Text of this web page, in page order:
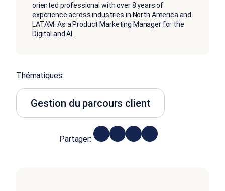
oriented professional with over 8 years of
experience across industries in North America and
LATAM. As a Product Marketing Manager for the
Digital and AI
Thématiques:
Gestion du parcours client
Partager: